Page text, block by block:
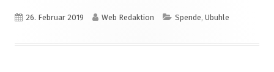
Veröffentlicht
26. Februar 2019 Autor
Web Redaktion Kategorien
Spende, Ubuhle